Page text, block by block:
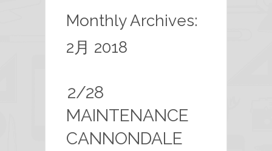
Monthly Archives:
2月 2018
2/28
MAINTENANCE
CANNONDALE